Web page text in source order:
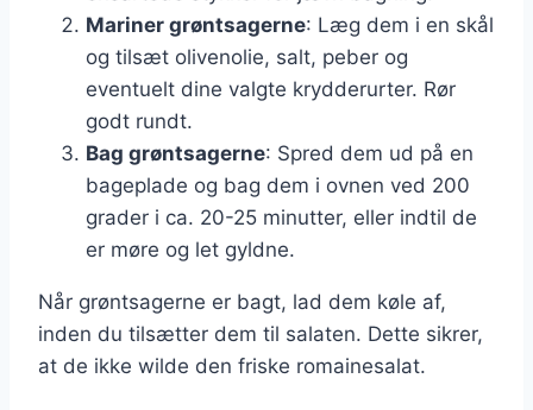
Mariner grøntsagerne: Læg dem i en skål
og tilsæt olivenolie, salt, peber og
eventuelt dine valgte krydderurter. Rør
godt rundt.
Bag grøntsagerne: Spred dem ud på en
bageplade og bag dem i ovnen ved 200
grader i ca. 20-25 minutter, eller indtil de
er møre og let gyldne.
Når grøntsagerne er bagt, lad dem køle af,
inden du tilsætter dem til salaten. Dette sikrer,
at de ikke wilde den friske romainesalat.